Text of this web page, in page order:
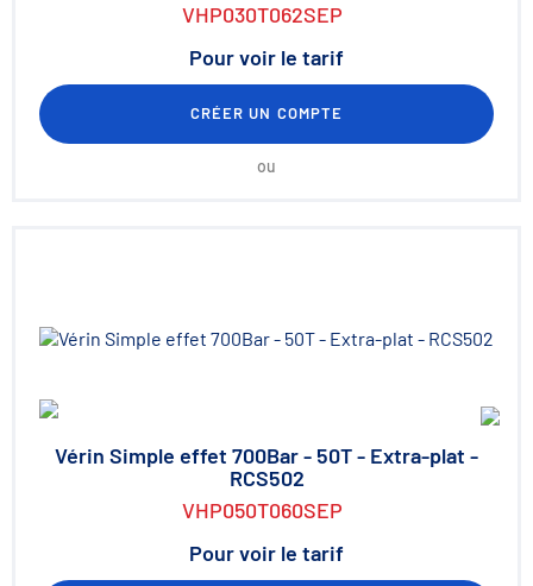
VHP030T062SEP
Pour voir le tarif
CRÉER UN COMPTE
ou
Vérin Simple effet 700Bar - 50T - Extra-plat -
RCS502
VHP050T060SEP
Pour voir le tarif